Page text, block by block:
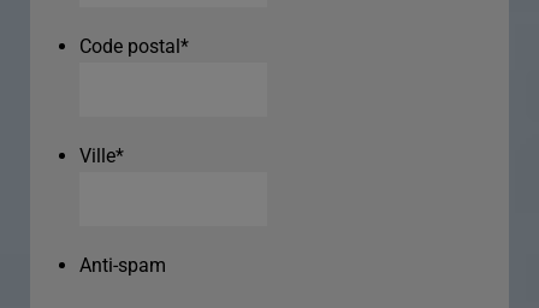
Code postal*
Ville*
Anti-spam